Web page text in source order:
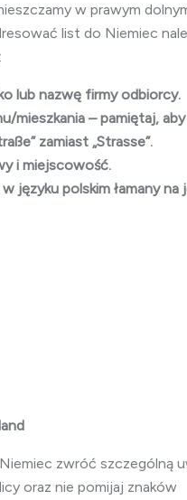
w prawym
list do Niemiec
lub nazwę firmy odbiorcy.
mieszkania – pamiętaj,
zamiast „Strasse”.
i miejscowość.
języku polskim łamany na
zwróć szczególną
oraz nie pomijaj znaków